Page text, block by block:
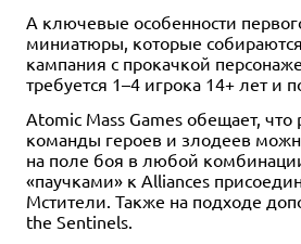
А ключевые особенности
миниатюры, которые
кампания с прокачкой
требуется 1–4 игрока 14+ лет и
Atomic Mass Games обещает,
команды героев и злодеев
на поле боя в любой
«паучками» к Alliances
Мстители. Также на подходе
the Sentinels.